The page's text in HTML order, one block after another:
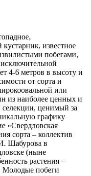
известное
побегами,
4-6 метров в высоту и
от сорта и
или
из наиболее ценных и
селекции, ценимый за
графику
«Свердловская
сорта – коллектив
Шабурова в
(ныне
растения –
Молодые побеги